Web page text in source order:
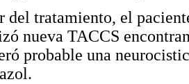
del tratamiento, el
nueva TACCS
probable una